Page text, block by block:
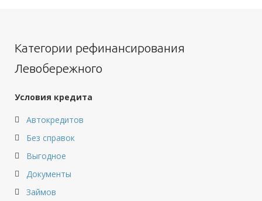
Категории рефинансирования
Левобережного
Условия кредита
Автокредитов
Без справок
Выгодное
Документы
Займов